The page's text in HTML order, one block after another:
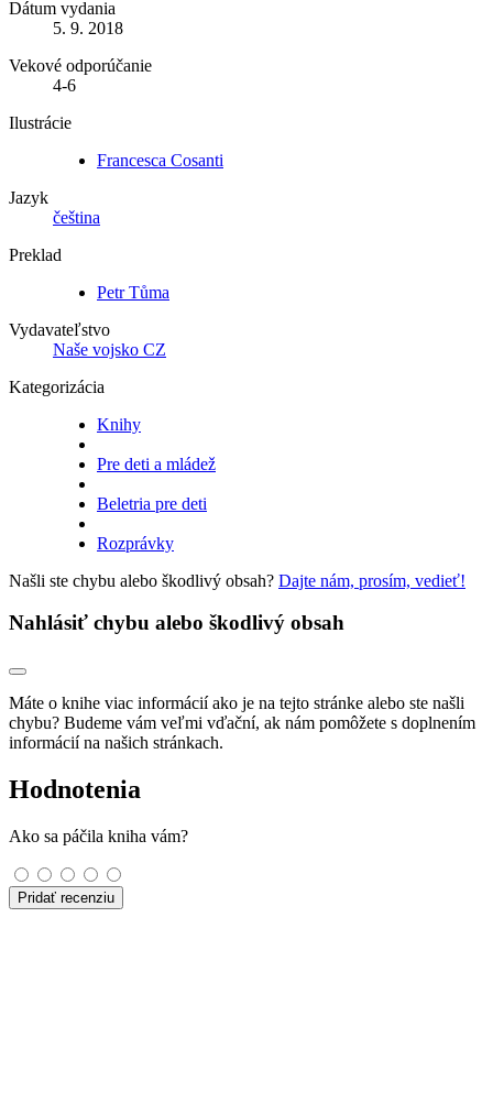
Dátum vydania
5. 9. 2018
Vekové odporúčanie
4-6
Ilustrácie
Francesca Cosanti
Jazyk
čeština
Preklad
Petr Tůma
Vydavateľstvo
Naše vojsko CZ
Kategorizácia
Knihy
Pre deti a mládež
Beletria pre deti
Rozprávky
Našli ste chybu alebo škodlivý obsah? Dajte nám, prosím, vedieť!
Nahlásiť chybu alebo škodlivý obsah
Máte o knihe viac informácií ako je na tejto stránke alebo ste našli
chybu? Budeme vám veľmi vďační, ak nám pomôžete s doplnením
informácií na našich stránkach.
Hodnotenia
Ako sa páčila kniha vám?
Pridať recenziu